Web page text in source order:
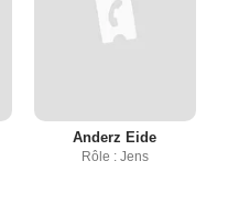
Anderz Eide
Rôle : Jens